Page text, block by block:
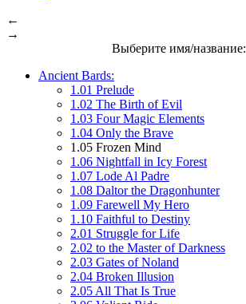
←
→
Выберите имя/название:
Ancient Bards:
1.01 Prelude
1.02 The Birth of Evil
1.03 Four Magic Elements
1.04 Only the Brave
1.05 Frozen Mind
1.06 Nightfall in Icy Forest
1.07 Lode Al Padre
1.08 Daltor the Dragonhunter
1.09 Farewell My Hero
1.10 Faithful to Destiny
2.01 Struggle for Life
2.02 to the Master of Darkness
2.03 Gates of Noland
2.04 Broken Illusion
2.05 All That Is True